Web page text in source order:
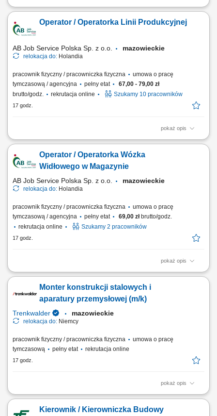
Firma działająca w obszarze magazynowania i logistyki.
zamówień oraz dystrybucją produktów do klientów. Magazyn jest
przystosowany do sprawnej obsługi procesów logistycznych i zapewnia
Operator / Operatorka Linii Produkcyjnej
AB Job Service Polska Sp. z o.o. mazowieckie
relokacja do: Holandia
pracownik fizyczny / pracowniczka fizyczna
umowa o pracę
tymczasową / agencyjna
pełny etat
67,00 - 79,00 zł
brutto/godz.
rekrutacja online Szukamy 10 pracowników
17 godz.
pokaż opis
Opis stanowiska realizacja zadań na linii produkcyjnej w zakładzie
transportowych linii produkcyjnej, utrzymywanie porządku w miejscu
wykonywania obowiązków, przestrzeganie obowiązujących procedur
Operator / Operatorka Wózka
Widłowego w Magazynie
AB Job Service Polska Sp. z o.o. mazowieckie
relokacja do: Holandia
pracownik fizyczny / pracowniczka fizyczna
umowa o pracę
tymczasową / agencyjna
pełny etat 69,00 złbrutto/godz.
rekrutacja online
Szukamy 2 pracowników
17 godz.
pokaż opis
Opis stanowiska transport produktów spożywczych przy użyciu wózków
załadunków oraz rozładunków samochodów ciężarowych, kompletacja
zamówień przygotowywanych do wysyłki, rozmieszczanie towarów
Monter konstrukcji stalowych i
aparatury przemysłowej (m/k)
Trenkwalder mazowieckie
relokacja do: Niemcy
pracownik fizyczny / pracowniczka fizyczna
umowa o pracę
tymczasową
pełny etat rekrutacja online
17 godz.
pokaż opis
Twoje zadania montaż konstrukcji stalowych i aparatury stalowej
rysunkiem technicznym.
Kierownik / Kierowniczka Budowy